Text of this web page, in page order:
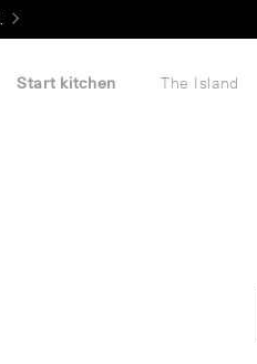
Start kitchen The Island